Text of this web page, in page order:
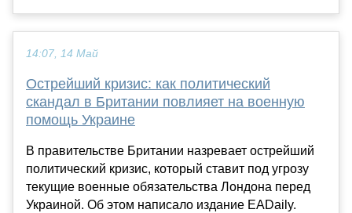
14:07, 14 Май
Острейший кризис: как политический
скандал в Британии повлияет на военную
помощь Украине
В правительстве Британии назревает острейший
политический кризис, который ставит под угрозу
текущие военные обязательства Лондона перед
Украиной. Об этом написало издание EADaily.